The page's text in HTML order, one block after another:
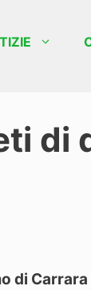
di
di